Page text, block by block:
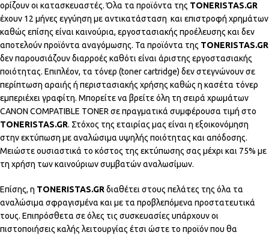
ορίζουν οι κατασκευαστές. Όλα τα προϊόντα της TONERISTAS.GR
έχουν 12 μήνες εγγύηση με αντικατάσταση και επιστροφή χρημάτων
καθώς επίσης είναι καινούρια, εργοστασιακής προέλευσης και δεν
αποτελούν προϊόντα αναγόμωσης. Τα προϊόντα της TONERISTAS.GR
δεν παρουσιάζουν διαρροές καθότι είναι άριστης εργοστασιακής
ποιότητας. Επιπλέον, τα τόνερ (toner cartridge) δεν στεγνώνουν σε
περίπτωση αραιής ή περιστασιακής χρήσης καθώς η κασέτα τόνερ
εμπεριέχει γραφίτη. Μπορείτε να βρείτε όλη τη σειρά χρωμάτων
CANON COMPATIBLE TONER σε πραγματικά συμφέρουσα τιμή στο
TONERISTAS.GR. Στόχος της εταιρίας μας είναι η εξοικονόμηση
στην εκτύπωση με αναλώσιμα υψηλής ποιότητας και απόδοσης.
Μειώστε ουσιαστικά το κόστος της εκτύπωσης σας μέχρι και 75% με
τη χρήση των καινούριων συμβατών αναλωσίμων.
Επίσης, η TONERISTAS.GR διαθέτει στους πελάτες της όλα τα
αναλώσιμα σφραγισμένα και με τα προβλεπόμενα προστατευτικά
τους. Επιπρόσθετα σε όλες τις συσκευασίες υπάρχουν οι
πιστοποιήσεις καλής λειτουργίας έτσι ώστε το προϊόν που θα